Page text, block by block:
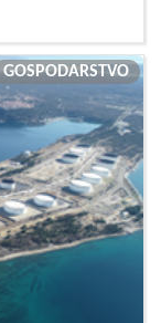
GOSPODARSTVO